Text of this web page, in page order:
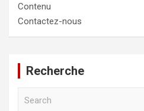
Contenu
Contactez-nous
Recherche